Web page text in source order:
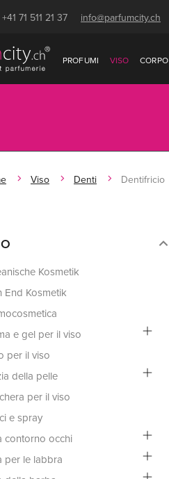
+41 71 511 21 37 info@parfumcity.ch
PROFUMI VISO CORPO
Viso Denti Dentifricio
Kosmetik
End Kosmetik
e gel per il viso
per il viso
della pelle
per il viso
e spray
contorno occhi
per le labbra